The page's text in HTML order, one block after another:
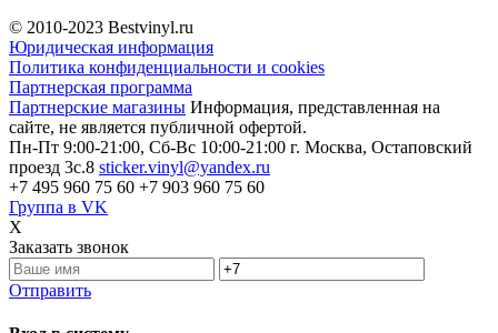
© 2010-2023 Bestvinyl.ru
Юридическая информация
Политика конфиденциальности и cookies
Партнерская программа
Партнерские магазины Информация, представленная на
сайте, не является публичной офертой.
Пн-Пт 9:00-21:00, Сб-Вс 10:00-21:00 г. Москва, Остаповский
проезд 3с.8 sticker.vinyl@yandex.ru
+7 495 960 75 60 +7 903 960 75 60
Группа в VK
X
Заказать звонок
Отправить